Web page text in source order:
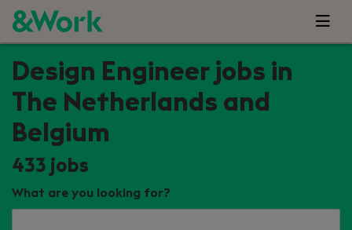
Design Engineer jobs in
The Netherlands and
Belgium
433 jobs
What are you looking for?